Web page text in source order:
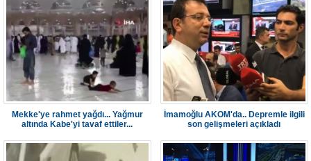
Mekke'ye rahmet yağdı... Yağmur
altında Kabe'yi tavaf ettiler...
İmamoğlu AKOM'da.. Depremle ilgili
son gelişmeleri açıkladı